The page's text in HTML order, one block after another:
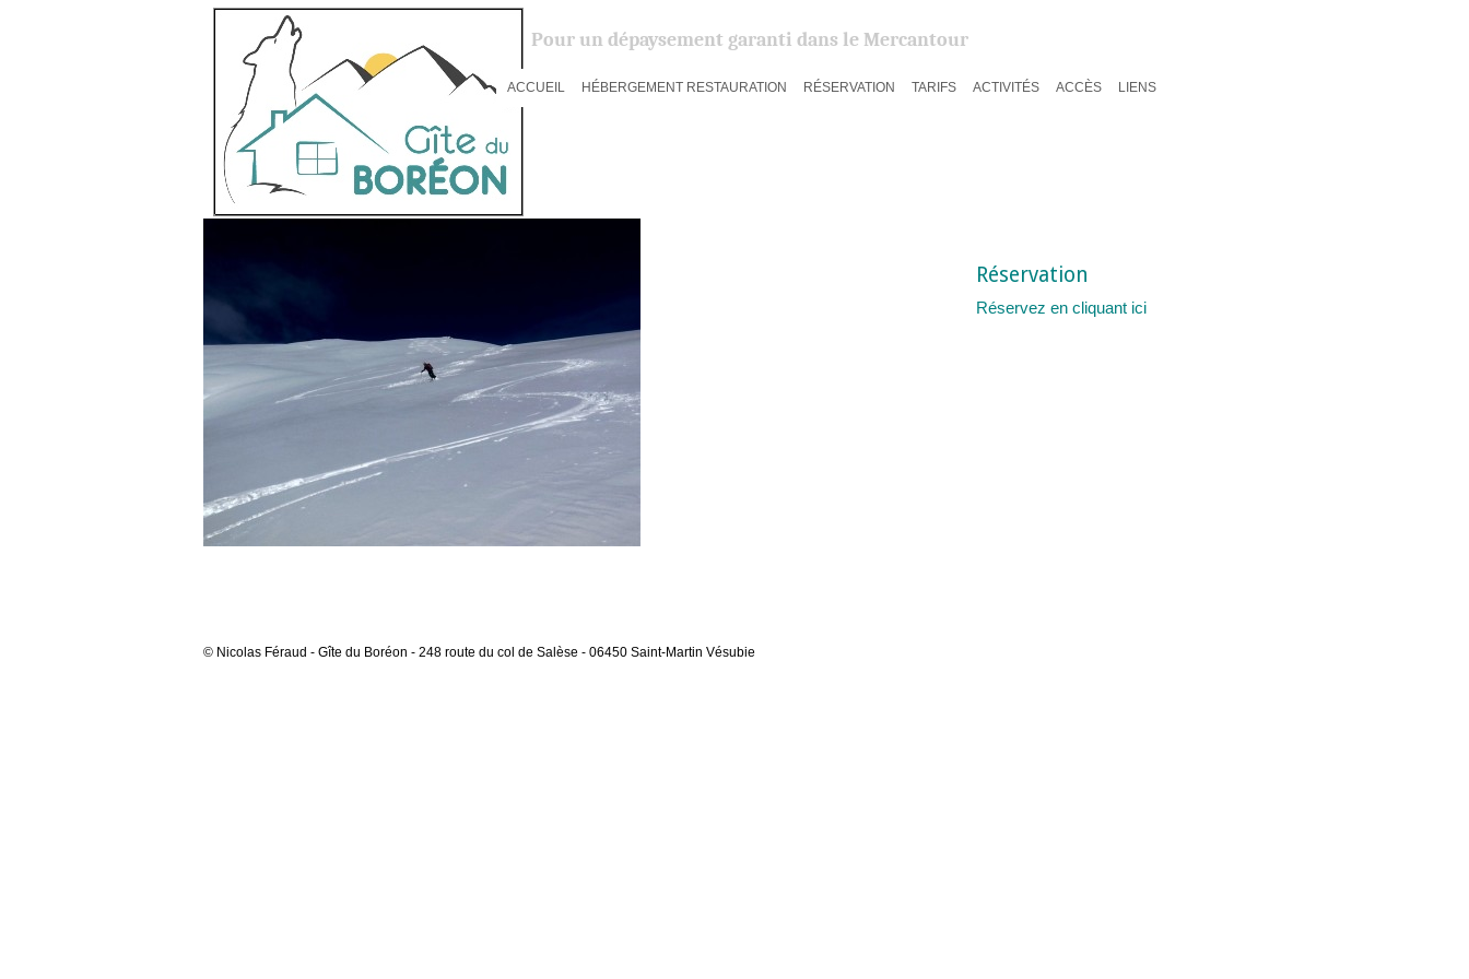
Pour un dépaysement garanti dans le Mercantour
ACCUEIL HÉBERGEMENT RESTAURATION RÉSERVATION TARIFS ACTIVITÉS ACCÈS LIENS
Réservation
Réservez en cliquant ici
© Nicolas Féraud - Gîte du Boréon - 248 route du col de Salèse - 06450 Saint-Martin Vésubie